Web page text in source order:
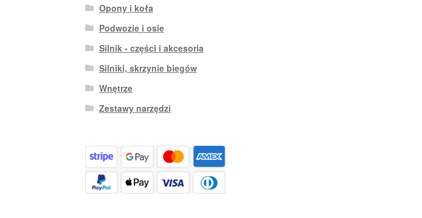
Opony i koła
Podwozie i osie
Silnik - części i akcesoria
Silniki, skrzynie biegów
Wnętrze
Zestawy narzędzi